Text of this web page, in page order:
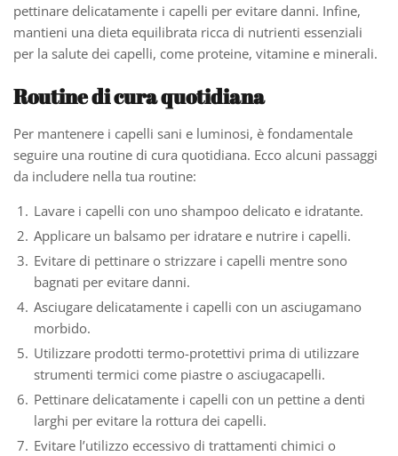
pettinare delicatamente i capelli per evitare danni. Infine,
mantieni una dieta equilibrata ricca di nutrienti essenziali
per la salute dei capelli, come proteine, vitamine e minerali.
Routine di cura quotidiana
Per mantenere i capelli sani e luminosi, è fondamentale
seguire una routine di cura quotidiana. Ecco alcuni passaggi
da includere nella tua routine:
Lavare i capelli con uno shampoo delicato e idratante.
Applicare un balsamo per idratare e nutrire i capelli.
Evitare di pettinare o strizzare i capelli mentre sono
bagnati per evitare danni.
Asciugare delicatamente i capelli con un asciugamano
morbido.
Utilizzare prodotti termo-protettivi prima di utilizzare
strumenti termici come piastre o asciugacapelli.
Pettinare delicatamente i capelli con un pettine a denti
larghi per evitare la rottura dei capelli.
Evitare l’utilizzo eccessivo di trattamenti chimici o